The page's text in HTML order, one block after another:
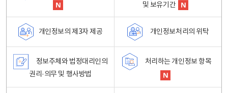
및 보유기간
개인정보의 제3자 제공 개인정보처리의 위탁
정보주체와 법정대리인의
권리·의무 및 행사방법
처리하는 개인정보 항목